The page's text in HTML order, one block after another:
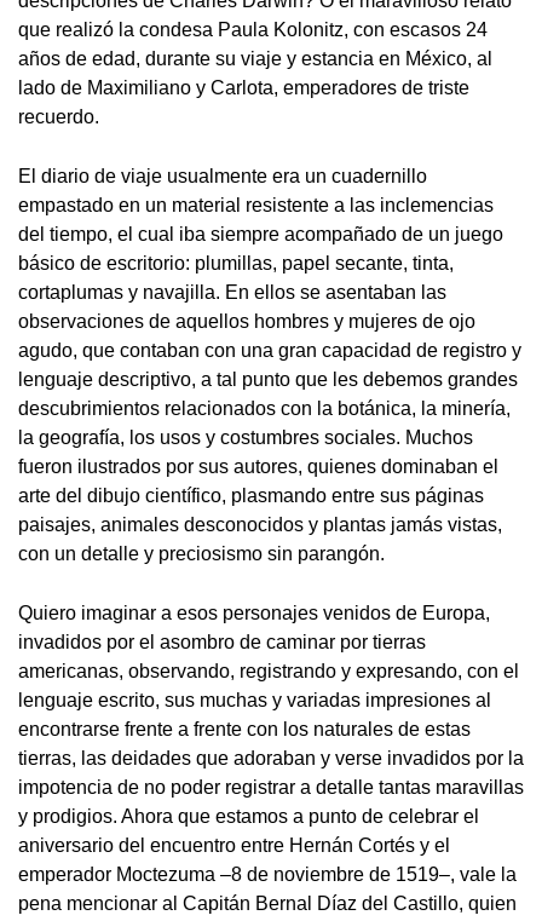
que realizó la condesa Paula Kolonitz, con escasos 24
años de edad, durante su viaje y estancia en México, al
lado de Maximiliano y Carlota, emperadores de triste
recuerdo.
El diario de viaje usualmente era un cuadernillo
empastado en un material resistente a las inclemencias
del tiempo, el cual iba siempre acompañado de un juego
básico de escritorio: plumillas, papel secante, tinta,
cortaplumas y navajilla. En ellos se asentaban las
observaciones de aquellos hombres y mujeres de ojo
agudo, que contaban con una gran capacidad de registro y
lenguaje descriptivo, a tal punto que les debemos grandes
descubrimientos relacionados con la botánica, la minería,
la geografía, los usos y costumbres sociales. Muchos
fueron ilustrados por sus autores, quienes dominaban el
arte del dibujo científico, plasmando entre sus páginas
paisajes, animales desconocidos y plantas jamás vistas,
con un detalle y preciosismo sin parangón.
Quiero imaginar a esos personajes venidos de Europa,
invadidos por el asombro de caminar por tierras
americanas, observando, registrando y expresando, con el
lenguaje escrito, sus muchas y variadas impresiones al
encontrarse frente a frente con los naturales de estas
tierras, las deidades que adoraban y verse invadidos por la
impotencia de no poder registrar a detalle tantas maravillas
y prodigios. Ahora que estamos a punto de celebrar el
aniversario del encuentro entre Hernán Cortés y el
emperador Moctezuma –8 de noviembre de 1519–, vale la
pena mencionar al Capitán Bernal Díaz del Castillo, quien